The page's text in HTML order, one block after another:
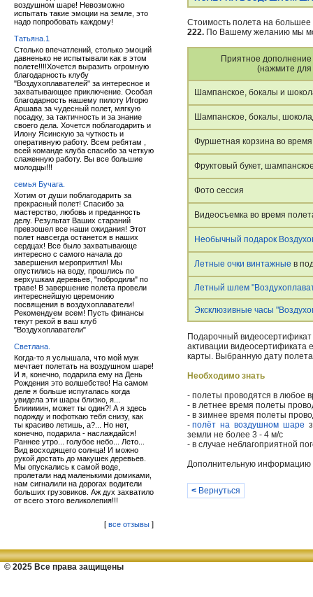
воздушном шаре! Невозможно
испытать такие эмоции на земле, это
надо попробовать каждому!
Татьяна.1
Столько впечатлений, столько эмоций
давненько не испытывали как в этом
полете!!!!Хочется выразить огромную
благодарность клубу
"Воздухоплавателей" за интересное и
захватывающее приключение. Особая
благодарность нашему пилоту Игорю
Аршава за чудесный полет, мягкую
посадку, за тактичность и за знание
своего дела. Хочется поблагодарить и
Илону Ясинскую за чуткость и
оперативную работу. Всем ребятам ,
всей команде клуба спасибо за четкую
слаженную работу. Вы все большие
молодцы!!!
семья Бучага.
Хотим от души поблагодарить за
прекрасный полет! Спасибо за
мастерство, любовь и преданность
делу. Результат Ваших стараний
превзошел все наши ожидания! Этот
полет навсегда останется в наших
сердцах! Все было захватывающе
интересно с самого начала до
завершения мероприятия! Мы
опустились на воду, прошлись по
верхушкам деревьев, "побродили" по
траве! В завершение полета провели
интереснейшую церемонию
посвящения в воздухоплаватели!
Рекомендуем всем! Пусть финансы
текут рекой в ваш клуб
"Воздухоплаватели"
Светлана.
Когда-то я услышала, что мой муж
мечтает полетать на воздушном шаре!
И я, конечно, подарила ему на День
Рождения это волшебство! На самом
деле я больше испугалась когда
увидела эти шары близко, я...
Блииииин, может ты один?! А я здесь
подожду и пофоткаю тебя снизу, как
ты красиво летишь, а?... Но нет,
конечно, подарила - наслаждайся!
Раннее утро... голубое небо... Лето...
Вид восходящего солнца! И можно
рукой достать до макушек деревьев.
Мы опускались к самой воде,
пролетали над маленькими домиками,
нам сигналили на дорогах водители
больших грузовиков. Аж дух захватило
от всего этого великолепия!!!
[ все отзывы ]
Стоимость полета на большее
222. По Вашему желанию мы
Приятное
(нажмите
Шампанское, бокалы и
Шампанское, бокалы,
Фуршетная корзина во
Фруктовый букет,
Фото сессия
Видеосъемка во время
Необычный подарок
Летные очки винтажные в
Летный шлем
Эксклюзивные часы
Подарочный
активации видеосертификата
карты. Выбранную дату
Необходимо знать
- полеты проводятся в любое
- в летнее время полеты
- в зимнее время полеты
- полёт на воздушном шаре
земли не более 3 - 4 м/с
- в случае неблагоприятной
Дополнительную информацию
< Вернуться
© 2025 Все права защищены